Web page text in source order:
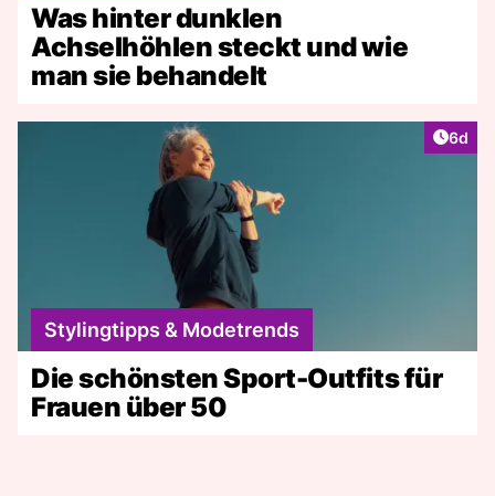
Was hinter dunklen
Achselhöhlen steckt und wie
man sie behandelt
6d
Stylingtipps & Modetrends
Die schönsten Sport-Outfits für
Frauen über 50